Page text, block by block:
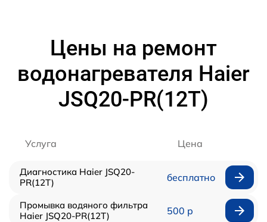
Цены на ремонт
водонагревателя Haier
JSQ20-PR(12T)
Услуга Цена
Диагностика Haier JSQ20-
PR(12T)
бесплатно
Промывка водяного фильтра
Haier JSQ20-PR(12T)
500 р